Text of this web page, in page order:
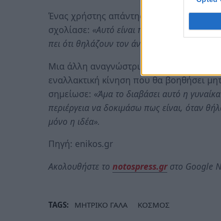
Ένας χρήστης απάντησε λέγοντας: «
σχολίασε: «Αυτό είναι πολύ πιο
πει ότι θηλάζουν τον άνδρα τους και αρέσει
Μια άλλη αναγνώστρια, της πρότεινε να
εναλλακτική κίνηση που θα βοηθήσει
σημείωσε: «Άμα το διαβάσει αυτό η
περιέργεια να δοκιμάσω πως είναι, όταν
μόνο η ιδέα».
Πηγή: enikos.gr
Ακολουθήστε το notospress.grστο Google
TAGS: ΜΗΤΡΙΚΟ ΓΑΛΑ ΚΟΣΜΟΣ